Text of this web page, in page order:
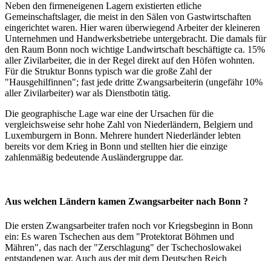
Neben den firmeneigenen Lagern existierten etliche
Gemeinschaftslager, die meist in den Sälen von Gastwirtschaften
eingerichtet waren. Hier waren überwiegend Arbeiter der kleineren
Unternehmen und Handwerksbetriebe untergebracht. Die damals für
den Raum Bonn noch wichtige Landwirtschaft beschäftigte ca. 15%
aller Zivilarbeiter, die in der Regel direkt auf den Höfen wohnten.
Für die Struktur Bonns typisch war die große Zahl der
"Hausgehilfinnen"; fast jede dritte Zwangsarbeiterin (ungefähr 10%
aller Zivilarbeiter) war als Dienstbotin tätig.
Die geographische Lage war eine der Ursachen für die
vergleichsweise sehr hohe Zahl von Niederländern, Belgiern und
Luxemburgern in Bonn. Mehrere hundert Niederländer lebten
bereits vor dem Krieg in Bonn und stellten hier die einzige
zahlenmäßig bedeutende Ausländergruppe dar.
Aus welchen Ländern kamen Zwangsarbeiter nach Bonn ?
Die ersten Zwangsarbeiter trafen noch vor Kriegsbeginn in Bonn
ein: Es waren Tschechen aus dem "Protektorat Böhmen und
Mähren", das nach der "Zerschlagung" der Tschechoslowakei
entstandenen war. Auch aus der mit dem Deutschen Reich